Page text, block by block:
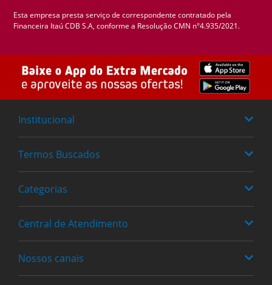
Esta empresa presta serviço de correspondente contratado pela
Financeira Itaú CDB S.A, conforme a Resolução CMN n°4.935/2021.
Institucional
Quem somos
Termos Buscados
Fraldas
Cervejas
Categorias
Alimentos
Central de Atendimento
0800 779-6761
Nossos canais